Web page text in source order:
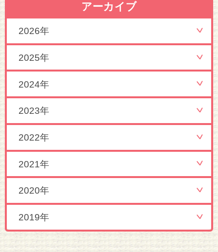
アーカイブ
2026年
2025年
2024年
2023年
2022年
2021年
2020年
2019年